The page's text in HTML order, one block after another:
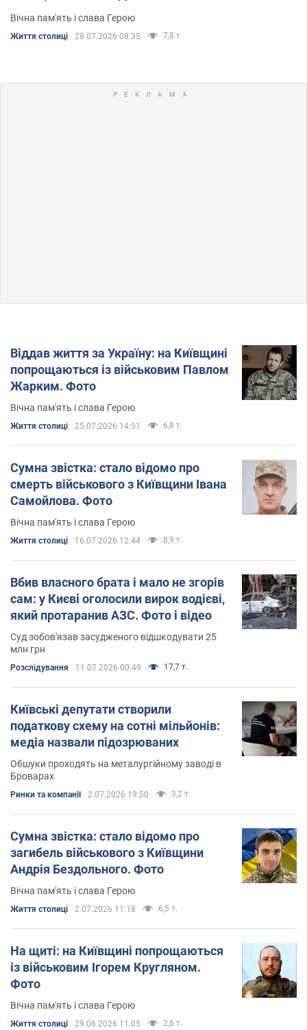
Вічна пам'ять і слава Герою
Життя столиці 28.07.2026 08:35 7,8 т.
Віддав життя за Україну: на Київщині
попрощаються із військовим Павлом
Жарким. Фото
Вічна пам'ять і слава Герою
Життя столиці 25.07.2026 14:51 6,8 т.
Сумна звістка: стало відомо про
смерть військового з Київщини Івана
Самойлова. Фото
Вічна пам'ять і слава Герою
Життя столиці 16.07.2026 12:44 8,9 т.
Вбив власного брата і мало не згорів
сам: у Києві оголосили вирок водієві,
який протаранив АЗС. Фото і відео
Суд зобов'язав засудженого відшкодувати 25
млн грн
Розслідування 11.07.2026 00:49 17,7 т.
Київські депутати створили
податкову схему на сотні мільйонів:
медіа назвали підозрюваних
Обшуки проходять на металургійному заводі в
Броварах
Ринки та компанії 2.07.2026 19:50 3,2 т.
Сумна звістка: стало відомо про
загибель військового з Київщини
Андрія Бездольного. Фото
Вічна пам'ять і слава Герою
Життя столиці 2.07.2026 11:18 6,5 т.
На щиті: на Київщині попрощаються
із військовим Ігорем Кругляном.
Фото
Вічна пам'ять і слава Герою
Життя столиці 29.06.2026 11:05 2,6 т.